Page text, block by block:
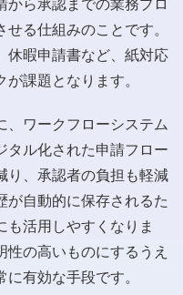
から承認までの業務プロ
る仕組みのことです。
休暇申請書など、紙対応
課題となります。
、ワークフローシステム
タル化された申請フロー
り、承認者の負担も軽減
が自動的に保存されるた
も活用しやすくなりま
の高いものにするうえ
有効な手段です。